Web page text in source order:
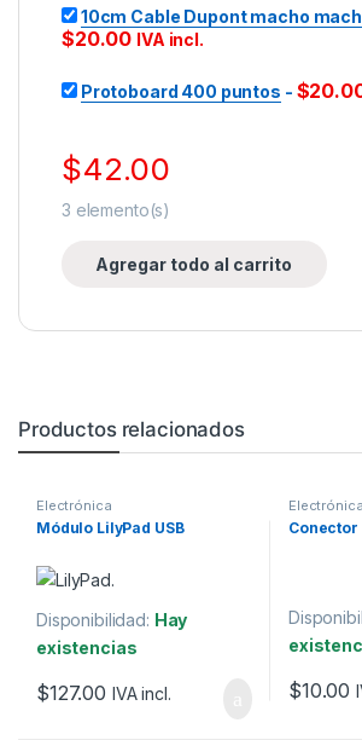
10cm Cable Dupont macho
$20.00 IVA incl.
Protoboard 400 puntos - $
$42.00
3 elemento(s)
Agregar todo al carrito
Productos relacionados
Electrónica
Módulo LilyPad USB
Disponibilidad: Hay
existencias
$127.00 IVA incl.
Electrónica
Conector
$10.00